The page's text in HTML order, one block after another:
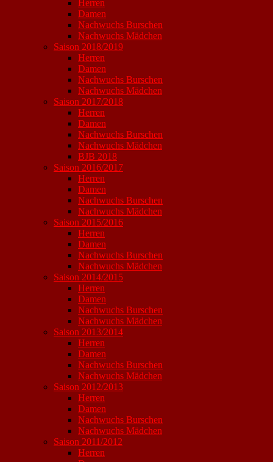
Herren
Damen
Nachwuchs Burschen
Nachwuchs Mädchen
Saison 2018/2019
Herren
Damen
Nachwuchs Burschen
Nachwuchs Mädchen
Saison 2017/2018
Herren
Damen
Nachwuchs Burschen
Nachwuchs Mädchen
BJB 2018
Saison 2016/2017
Herren
Damen
Nachwuchs Burschen
Nachwuchs Mädchen
Saison 2015/2016
Herren
Damen
Nachwuchs Burschen
Nachwuchs Mädchen
Saison 2014/2015
Herren
Damen
Nachwuchs Burschen
Nachwuchs Mädchen
Saison 2013/2014
Herren
Damen
Nachwuchs Burschen
Nachwuchs Mädchen
Saison 2012/2013
Herren
Damen
Nachwuchs Burschen
Nachwuchs Mädchen
Saison 2011/2012
Herren